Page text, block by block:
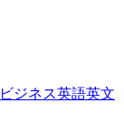
ビジネス英語英文